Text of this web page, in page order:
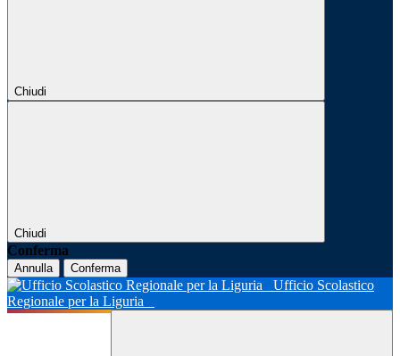
Chiudi
Chiudi
Conferma
Annulla Conferma
Ufficio Scolastico
Regionale per la Liguria